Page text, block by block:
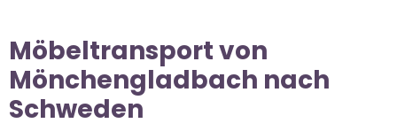
Möbeltransport von
Mönchengladbach nach
Schweden